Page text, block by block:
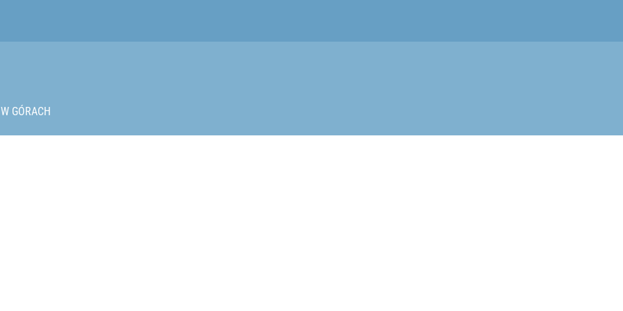
upały na Mazowszu
W GÓRACH